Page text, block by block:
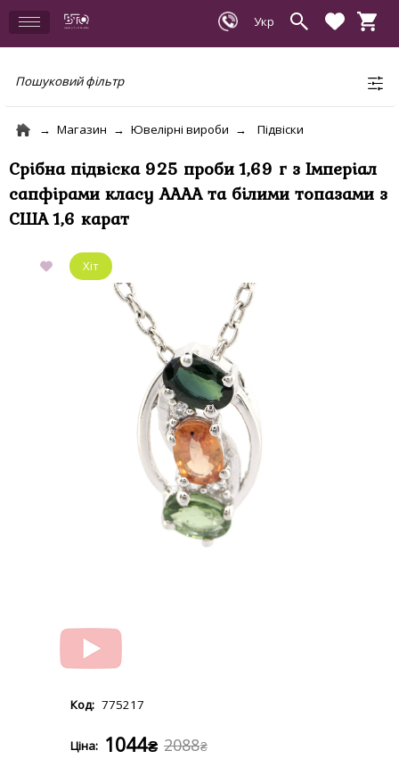
Пошуковий фільтр
Магазин Ювелірні вироби Підвіски
Срібна підвіска 925 проби 1,69 г з Імперіал
сапфірами класу АААА та білими топазами з
США 1,6 карат
775217
2088₴
1044₴